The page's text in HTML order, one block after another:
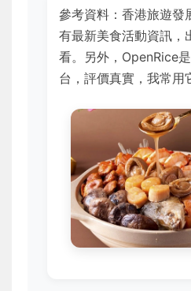
參考資料：香港旅遊發
有最新美食活動資訊，
看。另外，OpenRice
台，評價真實，我常用